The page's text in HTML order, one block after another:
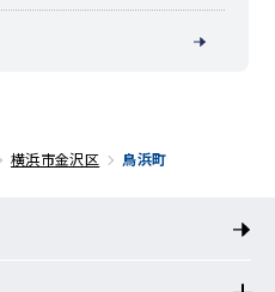
横浜市金沢区 鳥浜町